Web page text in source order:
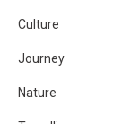
Culture
Journey
Nature